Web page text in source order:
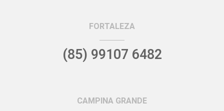
FORTALEZA
(85) 99107 6482
CAMPINA GRANDE